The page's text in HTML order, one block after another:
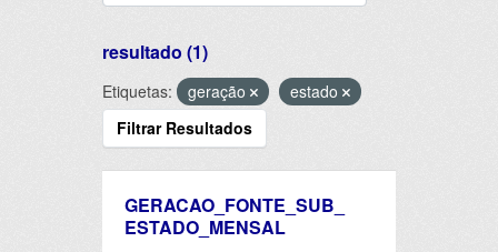
resultado (1)
Etiquetas: geração
estado
Filtrar Resultados
GERACAO_FONTE_SUB_
ESTADO_MENSAL